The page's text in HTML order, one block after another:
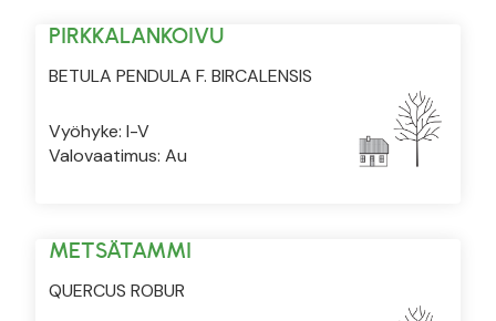
PIRKKALANKOIVU
BETULA PENDULA F. BIRCALENSIS
Vyöhyke: I-V
Valovaatimus: Au
METSÄTAMMI
QUERCUS ROBUR